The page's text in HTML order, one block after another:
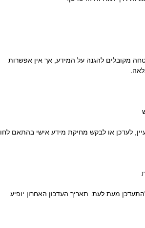
מקובלים להגנה על המידע, אך אין אפשרות
לעדכן או לבקש מחיקת מידע אישי בהתאם
מעת לעת. תאריך העדכון האחרון יופיע